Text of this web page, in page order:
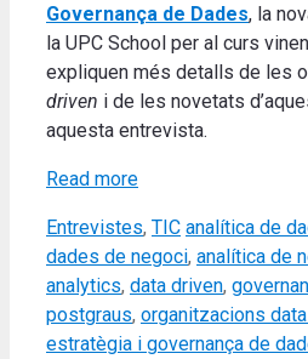
Governança de Dades, la
la UPC School per al curs
expliquen més detalls de les
driven i de les novetats
aquesta entrevista.
Read more
Categories
Entrevistes, TIC Tags
analítica de
dades de negoci, analítica de
analytics, data driven,
postgraus, organitzacions
estratègia i governança de